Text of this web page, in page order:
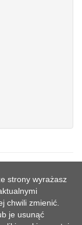
strony wyrażasz
chwili zmienić.
je usunąć